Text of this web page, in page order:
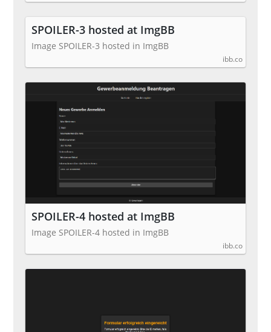
SPOILER-3 hosted at ImgBB
Image SPOILER-3 hosted in ImgBB
ibb.co
SPOILER-4 hosted at ImgBB
Image SPOILER-4 hosted in ImgBB
ibb.co